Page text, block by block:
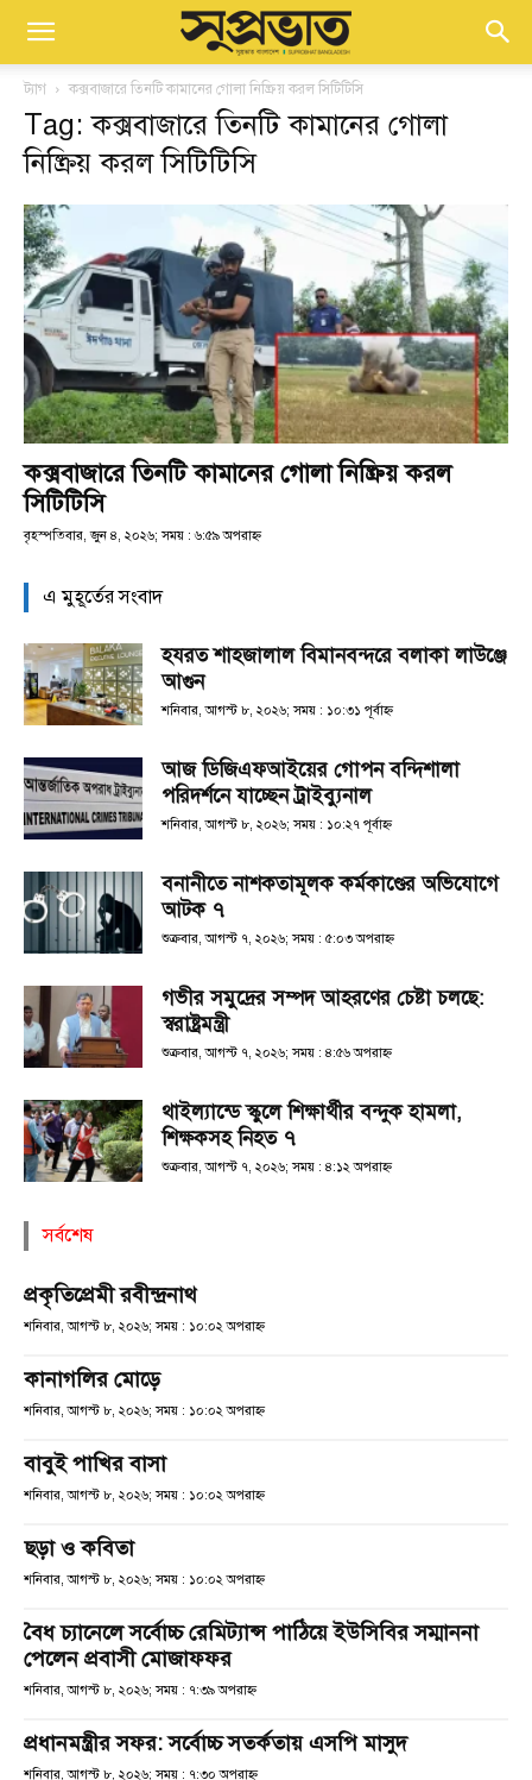
ট্যাগ কক্সবাজারে তিনটি কামানের গোলা নিষ্ক্রিয় করল সিটিটিসি
Tag: কক্সবাজারে তিনটি কামানের গোলা
নিষ্ক্রিয় করল সিটিটিসি
কক্সবাজারে তিনটি কামানের গোলা নিষ্ক্রিয় করল
সিটিটিসি
বৃহস্পতিবার, জুন ৪, ২০২৬; সময় : ৬:৫৯ অপরাহ্ণ
এ মুহূর্তের সংবাদ
হযরত শাহজালাল বিমানবন্দরে বলাকা লাউঞ্জে
আগুন
শনিবার, আগস্ট ৮, ২০২৬; সময় : ১০:৩১ পূর্বাহ্ণ
আজ ডিজিএফআইয়ের গোপন বন্দিশালা
পরিদর্শনে যাচ্ছেন ট্রাইব্যুনাল
শনিবার, আগস্ট ৮, ২০২৬; সময় : ১০:২৭ পূর্বাহ্ণ
বনানীতে নাশকতামূলক কর্মকাণ্ডের অভিযোগে
আটক ৭
শুক্রবার, আগস্ট ৭, ২০২৬; সময় : ৫:০৩ অপরাহ্ণ
গভীর সমুদ্রের সম্পদ আহরণের চেষ্টা চলছে:
স্বরাষ্ট্রমন্ত্রী
শুক্রবার, আগস্ট ৭, ২০২৬; সময় : ৪:৫৬ অপরাহ্ণ
থাইল্যান্ডে স্কুলে শিক্ষার্থীর বন্দুক হামলা,
শিক্ষকসহ নিহত ৭
শুক্রবার, আগস্ট ৭, ২০২৬; সময় : ৪:১২ অপরাহ্ণ
সর্বশেষ
প্রকৃতিপ্রেমী রবীন্দ্রনাথ
শনিবার, আগস্ট ৮, ২০২৬; সময় : ১০:০২ অপরাহ্ণ
কানাগলির মোড়ে
শনিবার, আগস্ট ৮, ২০২৬; সময় : ১০:০২ অপরাহ্ণ
বাবুই পাখির বাসা
শনিবার, আগস্ট ৮, ২০২৬; সময় : ১০:০২ অপরাহ্ণ
ছড়া ও কবিতা
শনিবার, আগস্ট ৮, ২০২৬; সময় : ১০:০২ অপরাহ্ণ
বৈধ চ্যানেলে সর্বোচ্চ রেমিট্যান্স পাঠিয়ে ইউসিবির সম্মাননা
পেলেন প্রবাসী মোজাফফর
শনিবার, আগস্ট ৮, ২০২৬; সময় : ৭:৩৯ অপরাহ্ণ
প্রধানমন্ত্রীর সফর: সর্বোচ্চ সতর্কতায় এসপি মাসুদ
শনিবার, আগস্ট ৮, ২০২৬; সময় : ৭:৩০ অপরাহ্ণ